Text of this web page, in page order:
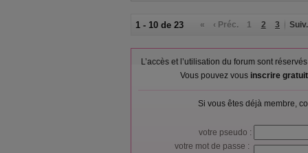
1 - 10 de 23 « ‹ Préc. 1 2 3 Suiv.
L’accès et l’utilisation du forum sont
Vous pouvez vous inscrire
Si vous êtes déjà membre,
votre pseudo :
votre mot de passe :